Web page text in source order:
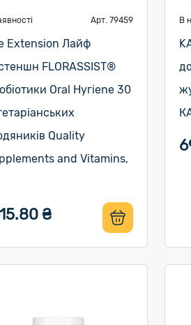
Арт. 79459
Extension Лайф
FLORASSIST®
Oral Hyгiene 30
Quality
and Vitamins,
₴
В